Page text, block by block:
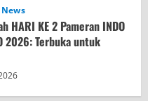
News
HARI KE 2 Pameran INDO
2026: Terbuka untuk